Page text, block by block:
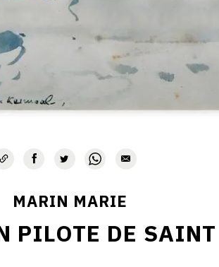
MARIN MARIE
PILOTE DE